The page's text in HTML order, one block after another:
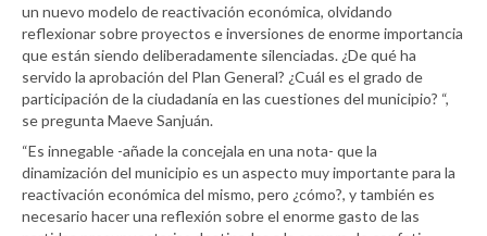
un nuevo modelo de reactivación económica, olvidando
reflexionar sobre proyectos e inversiones de enorme importancia
que están siendo deliberadamente silenciadas. ¿De qué ha
servido la aprobación del Plan General? ¿Cuál es el grado de
participación de la ciudadanía en las cuestiones del municipio? “,
se pregunta Maeve Sanjuán.
“Es innegable -añade la concejala en una nota- que la
dinamización del municipio es un aspecto muy importante para la
reactivación económica del mismo, pero ¿cómo?, y también es
necesario hacer una reflexión sobre el enorme gasto de las